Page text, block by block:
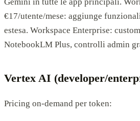
€17/utente/mese: aggiunge
estesa. Workspace Enterprise:
NotebookLM Plus, controlli admin
Vertex AI (developer/
Pricing on-demand per token: